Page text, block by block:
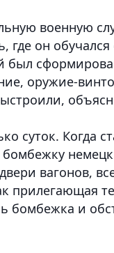
военную
где он
был
оружие-
суток. Когда
вагонов,
прилегающая
бомбежка и